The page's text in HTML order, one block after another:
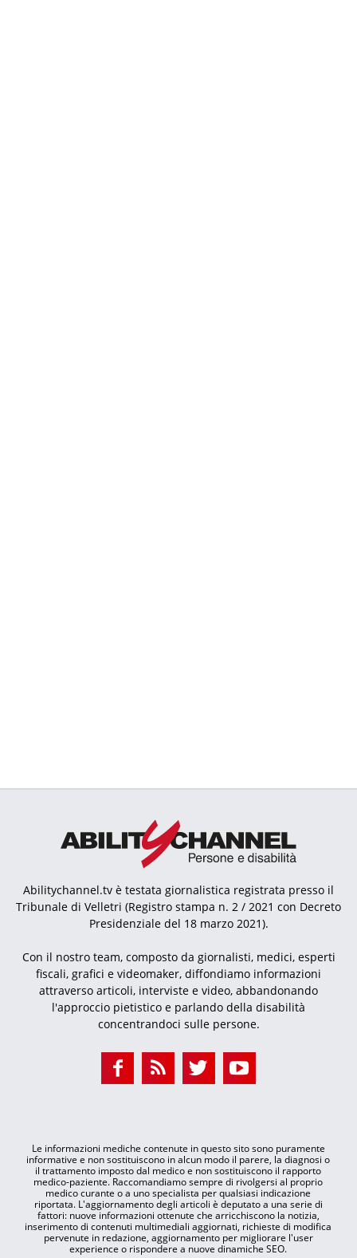
Abilitychannel.tv è testata giornalistica registrata presso il
Tribunale di Velletri (Registro stampa n. 2 / 2021 con Decreto
Presidenziale del 18 marzo 2021).
Con il nostro team, composto da giornalisti, medici, esperti
fiscali, grafici e videomaker, diffondiamo informazioni
attraverso articoli, interviste e video, abbandonando
l'approccio pietistico e parlando della disabilità
concentrandoci sulle persone.
Le informazioni mediche contenute in questo sito sono puramente
informative e non sostituiscono in alcun modo il parere, la diagnosi o
il trattamento imposto dal medico e non sostituiscono il rapporto
medico-paziente. Raccomandiamo sempre di rivolgersi al proprio
medico curante o a uno specialista per qualsiasi indicazione
riportata. L'aggiornamento degli articoli è deputato a una serie di
fattori: nuove informazioni ottenute che arricchiscono la notizia,
inserimento di contenuti multimediali aggiornati, richieste di modifica
pervenute in redazione, aggiornamento per migliorare l'user
experience o rispondere a nuove dinamiche SEO.